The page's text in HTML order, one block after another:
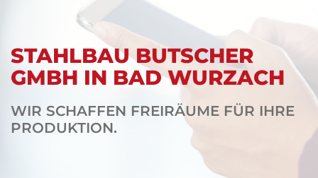
STAHLBAU BUTSCHER
GMBH IN BAD WURZACH
WIR SCHAFFEN FREIRÄUME FÜR IHRE
PRODUKTION.